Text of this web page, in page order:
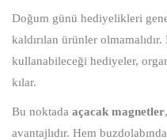
Doğum günü hediyelikleri
kaldırılan ürünler
kullanabileceği hediyeler,
kılar.
Bu noktada açacak magnetler
avantajlıdır. Hem